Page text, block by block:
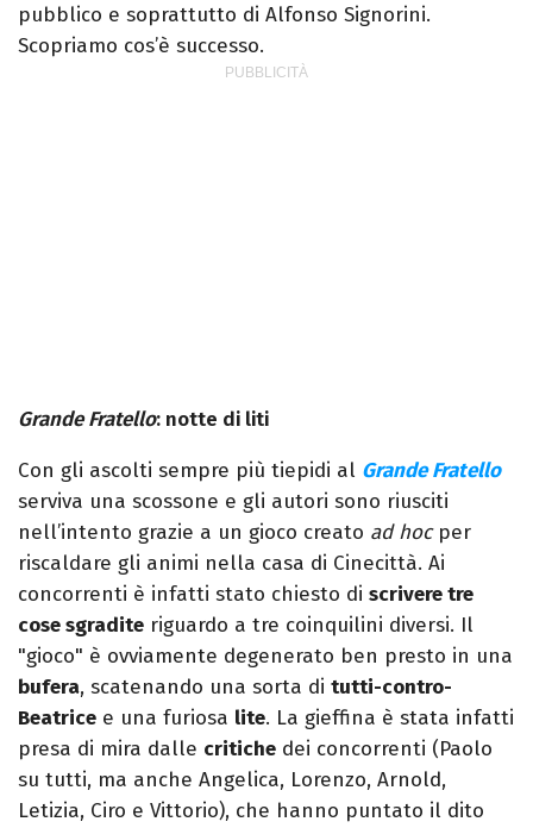
pubblico e soprattutto di Alfonso Signorini.
Scopriamo cos’è successo.
Grande Fratello: notte di liti
Con gli ascolti sempre più tiepidi al Grande Fratello
serviva una scossone e gli autori sono riusciti
nell’intento grazie a un gioco creato ad hocper
riscaldare gli animi nella casa di Cinecittà. Ai
concorrenti è infatti stato chiesto di scrivere tre
cose sgradite riguardo a tre coinquilini diversi. Il
"gioco" è ovviamente degenerato ben presto in una
bufera, scatenando una sorta di tutti-contro-
Beatrice e una furiosa lite. La gieffina è stata infatti
presa di mira dalle critiche dei concorrenti (Paolo
su tutti, ma anche Angelica, Lorenzo, Arnold,
Letizia, Ciro e Vittorio), che hanno puntato il dito